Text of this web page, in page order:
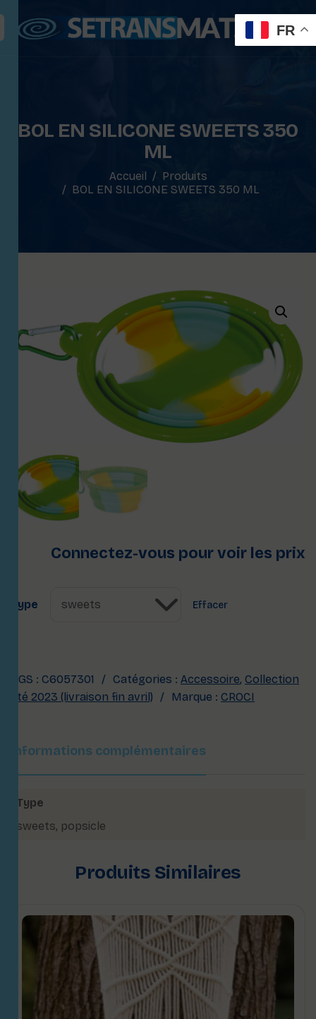
BOL EN SILICONE SWEETS 350
ML
Accueil
Produits
BOL EN SILICONE SWEETS 350 ML
Connectez-vous pour voir les prix
Type Effacer
UGS : C6057301 Catégories : Accessoire, Collection
été 2023 (livraison fin avril)
Marque : CROCI
Informations complémentaires
Type
sweets, popsicle
Produits Similaires
FR